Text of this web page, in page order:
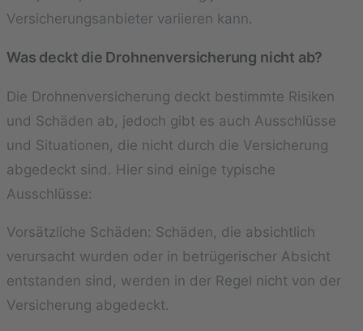
Versicherungsanbieter variieren kann.
Was deckt die Drohnenversicherung nicht ab?
Die Drohnenversicherung deckt bestimmte Risiken
und Schäden ab, jedoch gibt es auch Ausschlüsse
und Situationen, die nicht durch die Versicherung
abgedeckt sind. Hier sind einige typische
Ausschlüsse:
Vorsätzliche Schäden: Schäden, die absichtlich
verursacht wurden oder in betrügerischer Absicht
entstanden sind, werden in der Regel nicht von der
Versicherung abgedeckt.